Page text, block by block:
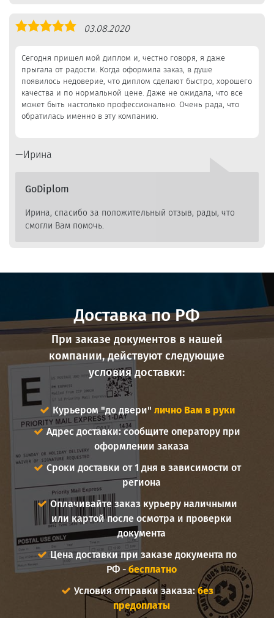
Оценка
03.08.2020
Сегодня пришел мой диплом и, честно говоря, я даже
прыгала от радости. Когда оформила заказ, в душе
появилось недоверие, что диплом сделают быстро, хорошего
качества и по нормальной цене. Даже не ожидала, что все
может быть настолько профессионально. Очень рада, что
обратилась именно в эту компанию.
Ирина
GoDiplom
Ирина, спасибо за положительный отзыв, рады, что
смогли Вам помочь.
Доставка по РФ
При заказе документов в нашей
компании, действуют следующие
условия доставки:
Курьером "до двери" лично Вам в руки
Адрес доставки: сообщите оператору при
оформлении заказа
Сроки доставки от 1 дня в зависимости от
региона
Оплачивайте заказ курьеру наличными
или картой после осмотра и проверки
документа
Цена доставки при заказе документа по
РФ -бесплатно
Условия отправки заказа:без
предоплаты